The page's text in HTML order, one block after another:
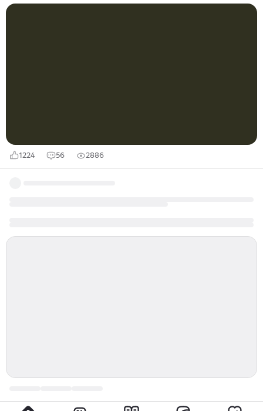
в одном уголке одного города - и треть русской
1224 56 2886